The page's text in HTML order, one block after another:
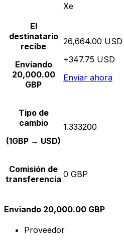
Xe
El
destinatario
recibe
Enviando
20,000.00
GBP
26,664.00 USD
+347.75 USD
Enviar ahora
Tipo de
cambio
(1GBP → USD)
1.333200
Comisión de
transferencia 0 GBP
Enviando 20,000.00 GBP
Proveedor